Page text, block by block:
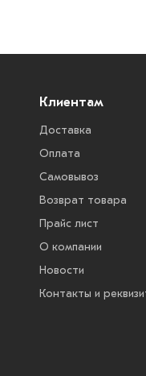
Клиентам
Доставка
Оплата
Самовывоз
Возврат товара
Прайс лист
О компании
Новости
Контакты и